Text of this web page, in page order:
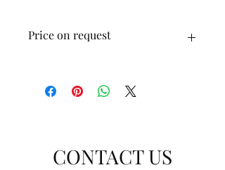
Price on request
Precio a consultar
CONTACT US